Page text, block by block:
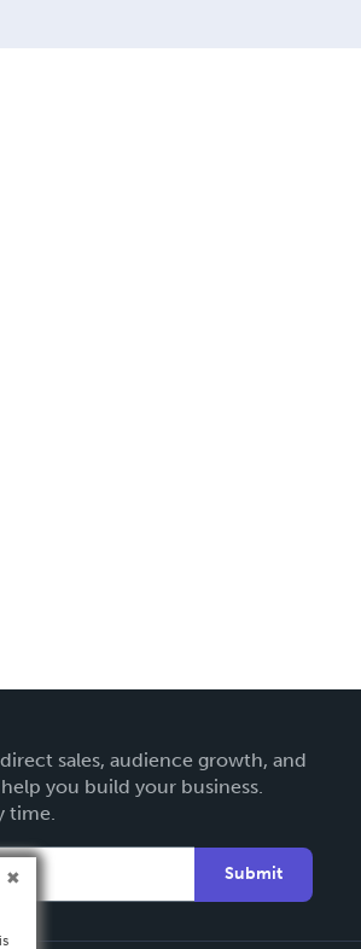
sales, audience growth, and
you build your business.
time.
Submit